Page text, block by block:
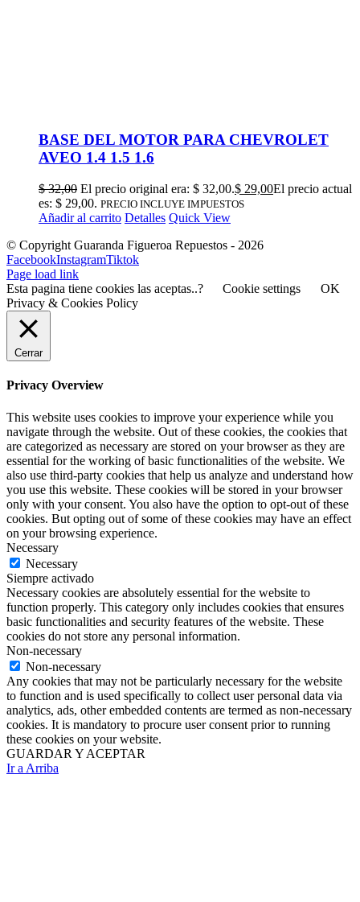
BASE DEL MOTOR PARA CHEVROLET
AVEO 1.4 1.5 1.6
$32,00 El precio original era: $ 32,00.$ 29,00El precio actual
es: $ 29,00. PRECIO INCLUYE IMPUESTOS
Añadir al carrito Detalles Quick View
© Copyright Guaranda Figueroa Repuestos - 2026
FacebookInstagramTiktok
Page load link
Esta pagina tiene cookies las aceptas..?
Cookie settings
OK
Privacy & Cookies Policy
Cerrar
Privacy Overview
This website uses cookies to improve your experience while you
navigate through the website. Out of these cookies, the cookies that
are categorized as necessary are stored on your browser as they are
essential for the working of basic functionalities of the website. We
also use third-party cookies that help us analyze and understand how
you use this website. These cookies will be stored in your browser
only with your consent. You also have the option to opt-out of these
cookies. But opting out of some of these cookies may have an effect
on your browsing experience.
Necessary
Necessary
Siempre activado
Necessary cookies are absolutely essential for the website to
function properly. This category only includes cookies that ensures
basic functionalities and security features of the website. These
cookies do not store any personal information.
Non-necessary
Non-necessary
Any cookies that may not be particularly necessary for the website
to function and is used specifically to collect user personal data via
analytics, ads, other embedded contents are termed as non-necessary
cookies. It is mandatory to procure user consent prior to running
these cookies on your website.
GUARDAR Y ACEPTAR
Ir a Arriba